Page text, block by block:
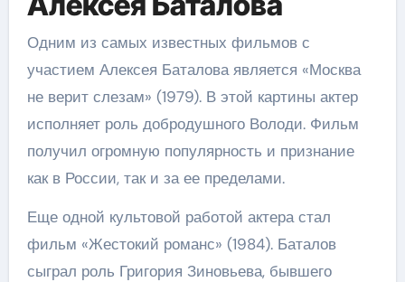
Одним из самых известных фильмов с
участием Алексея Баталова является «Москва
не верит слезам» (1979). В этой картины актер
исполняет роль добродушного Володи. Фильм
получил огромную популярность и признание
как в России, так и за ее пределами.
Еще одной культовой работой актера стал
фильм «Жестокий романс» (1984). Баталов
сыграл роль Григория Зиновьева, бывшего